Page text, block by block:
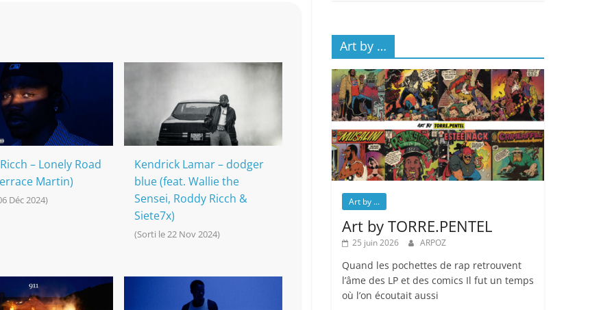
– Lonely Road
Martin)
Déc 2024)
Kendrick Lamar – dodger
blue (feat. Wallie the
Sensei, Roddy Ricch &
Siete7x)
(Sorti le 22 Nov 2024)
Art by …
Art by ...
Art by TORRE.PENTEL
25 juin 2026 ARPOZ
Quand les pochettes de rap retrouvent
l’âme des LP et des comics Il fut un temps
où l’on écoutait aussi